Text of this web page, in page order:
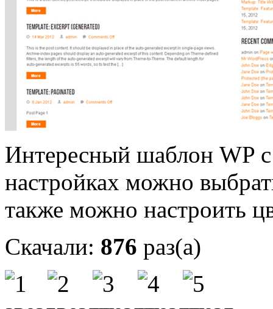
Интересный шаблон WP
настройках можно
также можно настроить
Скачали: 876 раз(а)